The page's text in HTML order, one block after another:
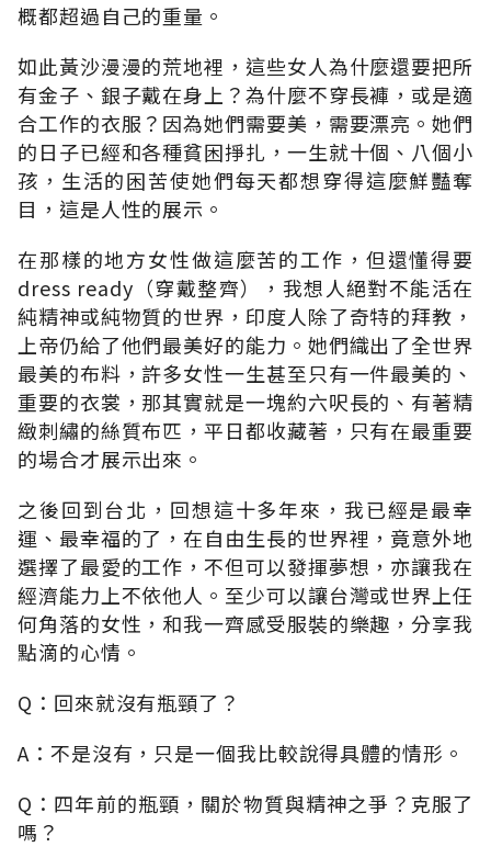
概都超過自己的重量。
如此黃沙漫漫的荒地裡，這些女人為什麼還要把所
有金子、銀子戴在身上？為什麼不穿長褲，或是適
合工作的衣服？因為她們需要美，需要漂亮。她們
的日子已經和各種貧困掙扎，一生就十個、八個小
孩，生活的困苦使她們每天都想穿得這麼鮮豔奪
目，這是人性的展示。
在那樣的地方女性做這麼苦的工作，但還懂得要
dress ready（穿戴整齊），我想人絕對不能活在
純精神或純物質的世界，印度人除了奇特的拜教，
上帝仍給了他們最美好的能力。她們織出了全世界
最美的布料，許多女性一生甚至只有一件最美的、
重要的衣裳，那其實就是一塊約六呎長的、有著精
緻刺繡的絲質布匹，平日都收藏著，只有在最重要
的場合才展示出來。
之後回到台北，回想這十多年來，我已經是最幸
運、最幸福的了，在自由生長的世界裡，竟意外地
選擇了最愛的工作，不但可以發揮夢想，亦讓我在
經濟能力上不依他人。至少可以讓台灣或世界上任
何角落的女性，和我一齊感受服裝的樂趣，分享我
點滴的心情。
Q：回來就沒有瓶頸了？
A：不是沒有，只是一個我比較說得具體的情形。
Q：四年前的瓶頸，關於物質與精神之爭？克服了
嗎？